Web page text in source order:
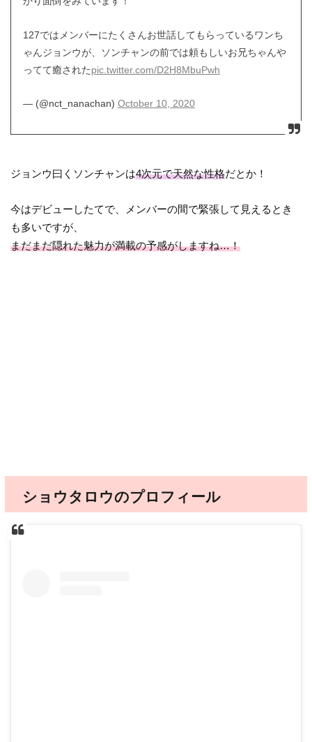
127ではメンバーにたくさんお世話してもらっているワンち
ゃんジョンウが、ソンチャンの前では頼もしいお兄ちゃんや
ってて癒されたpic.twitter.com/D2H8MbuPwh
— (@nct_nanachan) October 10, 2020
ジョンウ曰くソンチャンは4次元で天然な性格だとか！
今はデビューしたてで、メンバーの間で緊張して見えるとき
も多いですが、
まだまだ隠れた魅力が満載の予感がしますね…！
ショウタロウのプロフィール